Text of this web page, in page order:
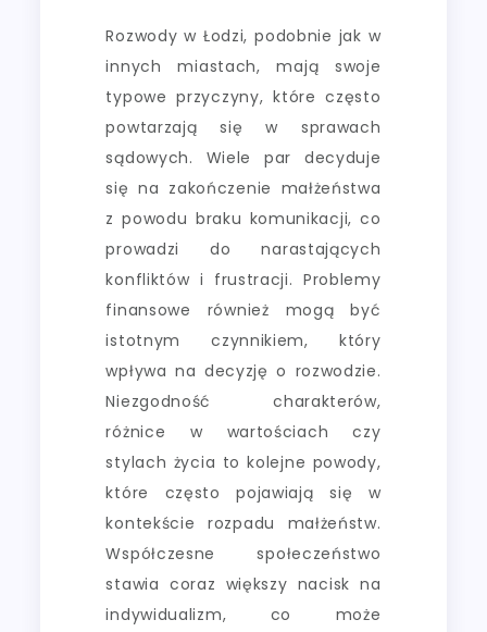
Rozwody w Łodzi, podobnie jak w
innych miastach, mają swoje
typowe przyczyny, które często
powtarzają się w sprawach
sądowych. Wiele par decyduje
się na zakończenie małżeństwa
z powodu braku komunikacji, co
prowadzi do narastających
konfliktów i frustracji. Problemy
finansowe również mogą być
istotnym czynnikiem, który
wpływa na decyzję o rozwodzie.
Niezgodność charakterów,
różnice w wartościach czy
stylach życia to kolejne powody,
które często pojawiają się w
kontekście rozpadu małżeństw.
Współczesne społeczeństwo
stawia coraz większy nacisk na
indywidualizm, co może